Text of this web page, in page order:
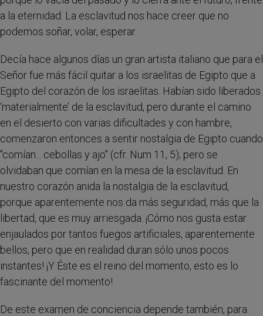
a la eternidad. La esclavitud nos hace creer que no
podemos soñar, volar, esperar.
Decía hace algunos días un gran artista italiano que para el
Señor fue más fácil quitar a los israelitas de Egipto que a
Egipto del corazón de los israelitas. Habían sido liberados
‘materialmente’ de la esclavitud, pero durante el camino
en el desierto con varias dificultades y con hambre,
comenzaron entonces a sentir nostalgia de Egipto cuando
"comían... cebollas y ajo" (cfr. Num 11, 5); pero se
olvidaban que comían en la mesa de la esclavitud. En
nuestro corazón anida la nostalgia de la esclavitud,
porque aparentemente nos da más seguridad, más que la
libertad, que es muy arriesgada. ¡Cómo nos gusta estar
enjaulados por tantos fuegos artificiales, aparentemente
bellos, pero que en realidad duran sólo unos pocos
instantes! ¡Y Éste es el reino del momento, esto es lo
fascinante del momento!
De este examen de conciencia depende también, para